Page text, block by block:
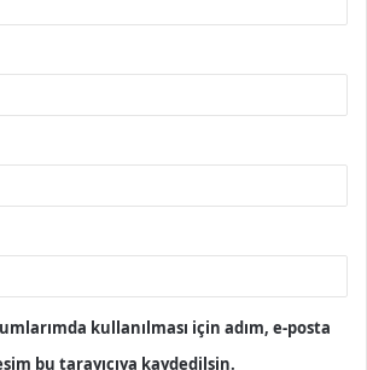
kullanılması için adım, e-posta
bu tarayıcıya kaydedilsin.